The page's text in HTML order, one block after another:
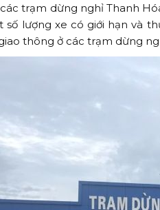
trạm dừng nghỉ Thanh
số lượng xe có giới hạn và
thông ở các trạm dừng